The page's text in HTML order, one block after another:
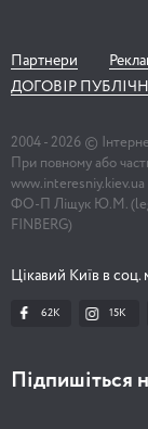
Партнери
ДОГОВІР
2004 - 2026 ©
При повному або
ФО-П Ліщук Ю.М.
FINBERG)
Цікавий Київ в соц.
62K 15K
Підпишіться